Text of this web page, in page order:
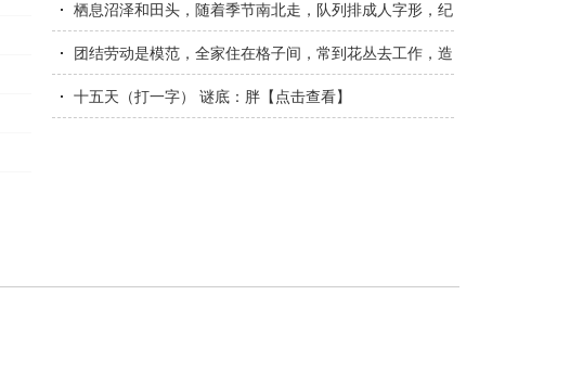
栖息沼泽和田头，随着季节南北走，队列排成人字形，纪
律自觉能遵..
团结劳动是模范，全家住在格子间，常到花丛去工作，造
出产品比糖..
十五天（打一字） 谜底：胖【点击查看】